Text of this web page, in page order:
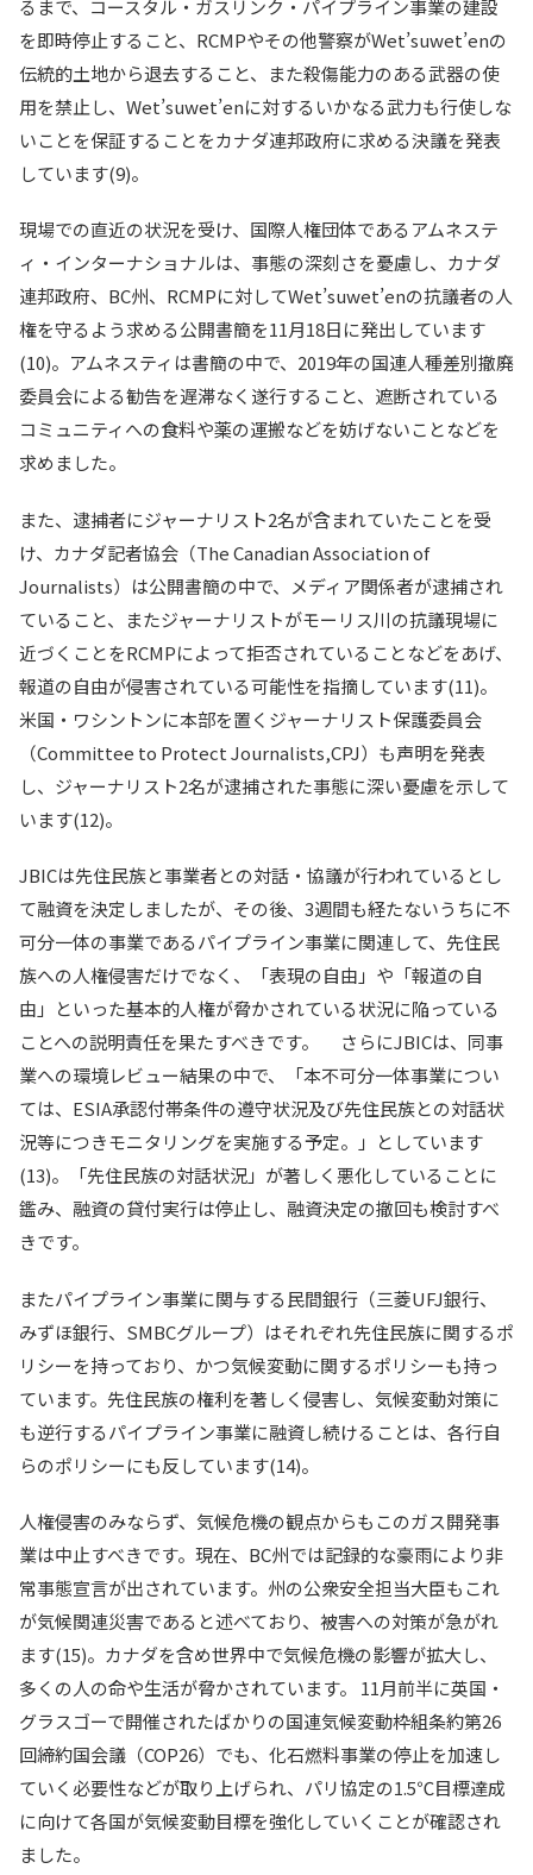
るまで、コースタル・ガスリンク・パイプライン事業の建設
を即時停止すること、RCMPやその他警察がWet’suwet’enの
伝統的土地から退去すること、また殺傷能力のある武器の使
用を禁止し、Wet’suwet’enに対するいかなる武力も行使しな
いことを保証することをカナダ連邦政府に求める決議を発表
しています(9)。
現場での直近の状況を受け、国際人権団体であるアムネステ
ィ・インターナショナルは、事態の深刻さを憂慮し、カナダ
連邦政府、BC州、RCMPに対してWet’suwet’enの抗議者の人
権を守るよう求める公開書簡を11月18日に発出しています
(10)。アムネスティは書簡の中で、2019年の国連人種差別撤廃
委員会による勧告を遅滞なく遂行すること、遮断されている
コミュニティへの食料や薬の運搬などを妨げないことなどを
求めました。
また、逮捕者にジャーナリスト2名が含まれていたことを受
け、カナダ記者協会（The Canadian Association of
Journalists）は公開書簡の中で、メディア関係者が逮捕され
ていること、またジャーナリストがモーリス川の抗議現場に
近づくことをRCMPによって拒否されていることなどをあげ、
報道の自由が侵害されている可能性を指摘しています(11)。
米国・ワシントンに本部を置くジャーナリスト保護委員会
（Committee to Protect Journalists,CPJ）も声明を発表
し、ジャーナリスト2名が逮捕された事態に深い憂慮を示して
います(12)。
JBICは先住民族と事業者との対話・協議が行われているとし
て融資を決定しましたが、その後、3週間も経たないうちに不
可分一体の事業であるパイプライン事業に関連して、先住民
族への人権侵害だけでなく、「表現の自由」や「報道の自
由」といった基本的人権が脅かされている状況に陥っている
ことへの説明責任を果たすべきです。 さらにJBICは、同事
業への環境レビュー結果の中で、「本不可分一体事業につい
ては、ESIA承認付帯条件の遵守状況及び先住民族との対話状
況等につきモニタリングを実施する予定。」としています
(13)。「先住民族の対話状況」が著しく悪化していることに
鑑み、融資の貸付実行は停止し、融資決定の撤回も検討すべ
きです。
またパイプライン事業に関与する民間銀行（三菱UFJ銀行、
みずほ銀行、SMBCグループ）はそれぞれ先住民族に関するポ
リシーを持っており、かつ気候変動に関するポリシーも持っ
ています。先住民族の権利を著しく侵害し、気候変動対策に
も逆行するパイプライン事業に融資し続けることは、各行自
らのポリシーにも反しています(14)。
人権侵害のみならず、気候危機の観点からもこのガス開発事
業は中止すべきです。現在、BC州では記録的な豪雨により非
常事態宣言が出されています。州の公衆安全担当大臣もこれ
が気候関連災害であると述べており、被害への対策が急がれ
ます(15)。カナダを含め世界中で気候危機の影響が拡大し、
多くの人の命や生活が脅かされています。 11月前半に英国・
グラスゴーで開催されたばかりの国連気候変動枠組条約第26
回締約国会議（COP26）でも、化石燃料事業の停止を加速し
ていく必要性などが取り上げられ、パリ協定の1.5℃目標達成
に向けて各国が気候変動目標を強化していくことが確認され
ました。